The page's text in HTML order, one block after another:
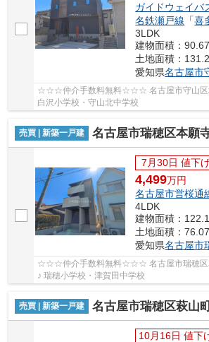
ガイドウェイバ
名鉄瀬戸線 「喜
3LDK
建物面積：
土地面積：
愛知県名古屋市
☆☆☆仲介手数料無料☆☆☆ 名古屋市守山区
白沢小学校・守山北中学校
売買 | 新築一戸建 名古屋市瑞穂区本願寺町１丁目16【仲介手数料
7月30日 値下
4,499万円
名古屋市営桜通
4LDK
建物面積：
土地面積：
愛知県名古屋市
☆☆☆仲介手数料無料☆☆☆ 名古屋市瑞穂区
♪ 瑞穂小学校・津賀田中学校
売買 | 新築一戸建 名古屋市瑞穂区萩山町２丁目17【仲介手
10月16日 値下